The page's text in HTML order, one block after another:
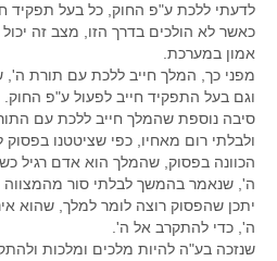
לדעתי ללכת ע"פ החוק, כל בעל תפקיד
כאשר לא הולכים בדרך הזו, מצב זה יכול
אמון במערכת.
מפני כך, המלך חייב ללכת עם תורת ה',
וגם בעל התפקיד חייב לפעול ע"פ החוק.
סיבה נוספת שהמלך חייב ללכת עם
ולבלתי רום מאחיו, כפי שציטטנו בפסוק
הכוונה בפסוק, שהמלך הוא אדם רגיל
ה', שנאמר בהמשך לבלתי סור מהמצווה
יתכן שהפסוק רוצה לומר למלך, שהוא
ה', כדי להתקרב אל ה'.
שנזכה בע"ה להיות מלכים ומלכות